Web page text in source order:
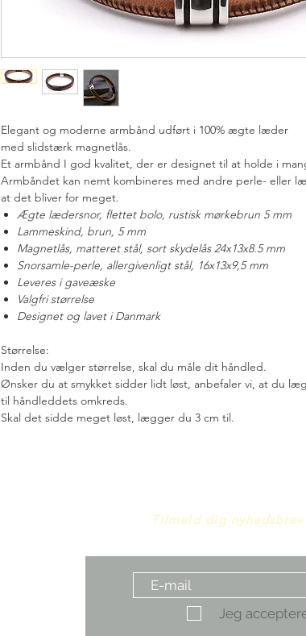
Elegant og moderne armbånd udført i 100% ægte læder
med slidstærk magnetlås.
Et armbånd I god kvalitet, der er designet til at holde i
Armbåndet kan nemt kombineres med andre perle- eller
at det bliver for meget.
Ægte lædersnor, flettet bolo, rustisk mørkebrun 5 mm
Lammeskind, brun, 5 mm
Magnetlås, matteret stål, sort skydelås 24x13x8.5 mm
Snorsamle-perle, allergivenligt stål, 16x13x9,5 mm
Leveres i gaveæske
Valgfri størrelse
Designet og lavet i Danmark
Størrelse:
Inden du vælger størrelse, skal du måle dit håndled.
Ønsker du at smykket sidder lidt løst, anbefaler vi, at du
til håndleddets omkreds.
Skal det sidde meget løst, lægger du 3 cm til.
Tilmeld dig
Jeg